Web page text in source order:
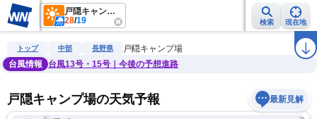
戸隠キャンプ場
28/19 検索 現在地
雨雲レーダー 台風情報 地震情報 ラ
トップ 中部 長野県
戸隠キャンプ場
台風情報
台風13号・15号｜今後の予想進路
戸隠キャンプ場の天気予報 最新見解